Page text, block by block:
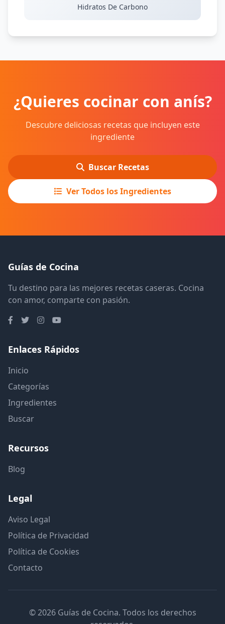
Hidratos De Carbono
¿Quieres cocinar con anís?
Descubre deliciosas recetas que incluyen este
ingrediente
Buscar Recetas
Ver Todos los Ingredientes
Guías de Cocina
Tu destino para las mejores recetas caseras. Cocina
con amor, comparte con pasión.
Enlaces Rápidos
Inicio
Categorías
Ingredientes
Buscar
Recursos
Blog
Legal
Aviso Legal
Política de Privacidad
Política de Cookies
Contacto
© 2026 Guías de Cocina. Todos los derechos